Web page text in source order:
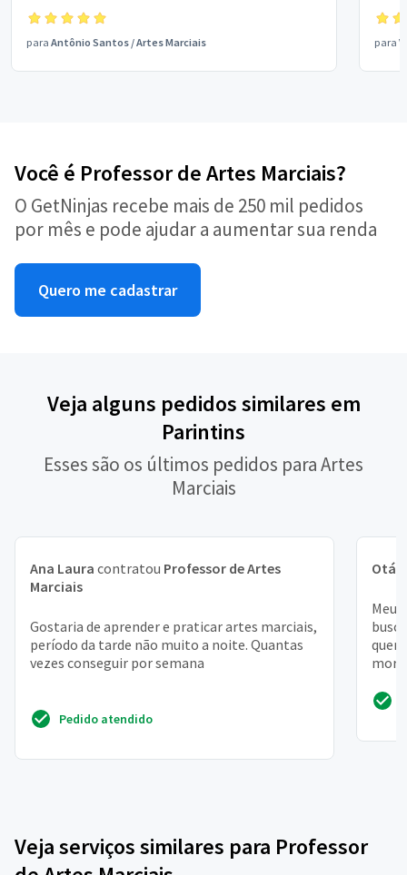
para Antônio Santos /Artes Marciais para
Você é Professor de Artes Marciais?
O GetNinjas recebe mais de 250 mil pedidos
por mês e pode ajudar a aumentar sua renda
Quero me cadastrar
Veja alguns pedidos similares em
Parintins
Esses são os últimos pedidos para Artes
Marciais
Ana Laura contratou Professor de Artes
Marciais
Gostaria de aprender e praticar artes marciais,
período da tarde não muito a noite. Quantas
vezes conseguir por semana
Pedido atendido
Meu
Veja serviços similares para Professor